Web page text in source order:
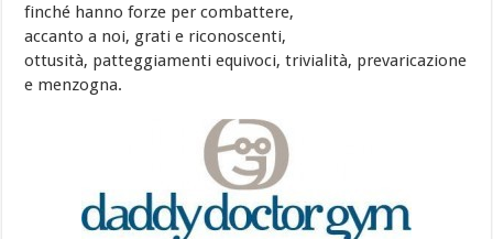
finché hanno forze per combattere,
accanto a noi, grati e riconoscenti,
ottusità, patteggiamenti equivoci, trivialità, prevaricazione
e menzogna.